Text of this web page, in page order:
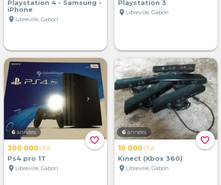
Playstation 4 - Samsung -
iPhone
location_on Libreville, Gabon
Playstation 3
location_on Libreville, Gabon
favorite_border
6 années
300 000CFA
Ps4 pro 1T
location_on Libreville, Gabon
favorite_border
6 années
10 000CFA
Kinect (Xbox 360)
location_on Libreville, Gabon